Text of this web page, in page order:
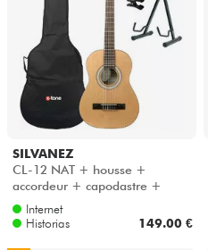
SILVANEZ
CL-12 NAT + housse +
accordeur + capodastre +
stand - Natural gloss
Internet
Historias
149.00 €